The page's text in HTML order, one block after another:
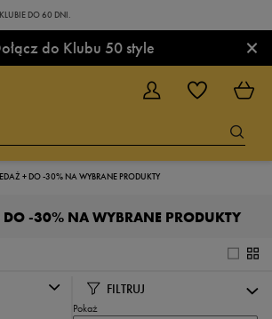
DO 60 DNI.
do Klubu 50 style ×
+ DO -30% NA WYBRANE PRODUKTY
DO -30% NA WYBRANE PRODUKTY
FILTRUJ
Pokaż